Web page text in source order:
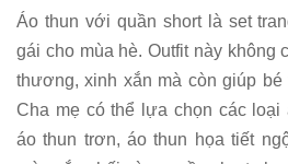
Áo thun với quần short là set
gái cho mùa hè. Outfit này không
thương, xinh xắn mà còn giúp bé
Cha mẹ có thể lựa chọn các loại
áo thun trơn, áo thun họa tiết